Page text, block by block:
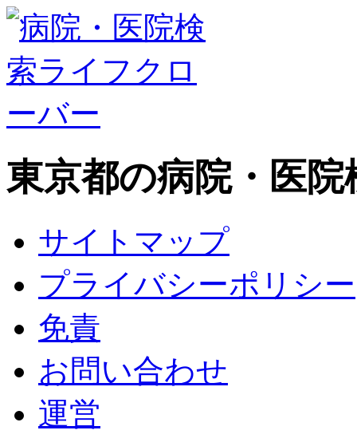
東京都の病院・医
サイトマップ
プライバシーポリシー
免責
お問い合わせ
運営